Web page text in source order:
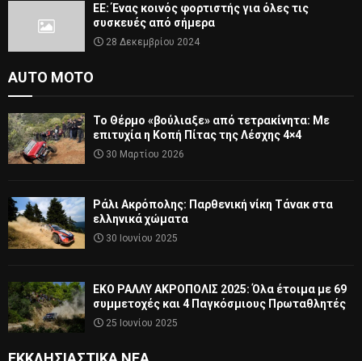
ΕΕ: Ένας κοινός φορτιστής για όλες τις
συσκευές από σήμερα
28 Δεκεμβρίου 2024
AUTO MOTO
Το Θέρμο «βούλιαξε» από τετρακίνητα: Με
επιτυχία η Κοπή Πίτας της Λέσχης 4×4
30 Μαρτίου 2026
Ράλι Ακρόπολης: Παρθενική νίκη Τάνακ στα
ελληνικά χώματα
30 Ιουνίου 2025
ΕΚΟ ΡΑΛΛΥ ΑΚΡΟΠΟΛΙΣ 2025: Όλα έτοιμα με 69
συμμετοχές και 4 Παγκόσμιους Πρωταθλητές
25 Ιουνίου 2025